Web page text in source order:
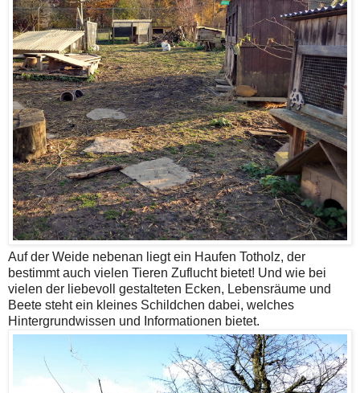
Auf der Weide nebenan liegt ein Haufen Totholz, der
bestimmt auch vielen Tieren Zuflucht bietet! Und wie bei
vielen der liebevoll gestalteten Ecken, Lebensräume und
Beete steht ein kleines Schildchen dabei, welches
Hintergrundwissen und Informationen bietet.